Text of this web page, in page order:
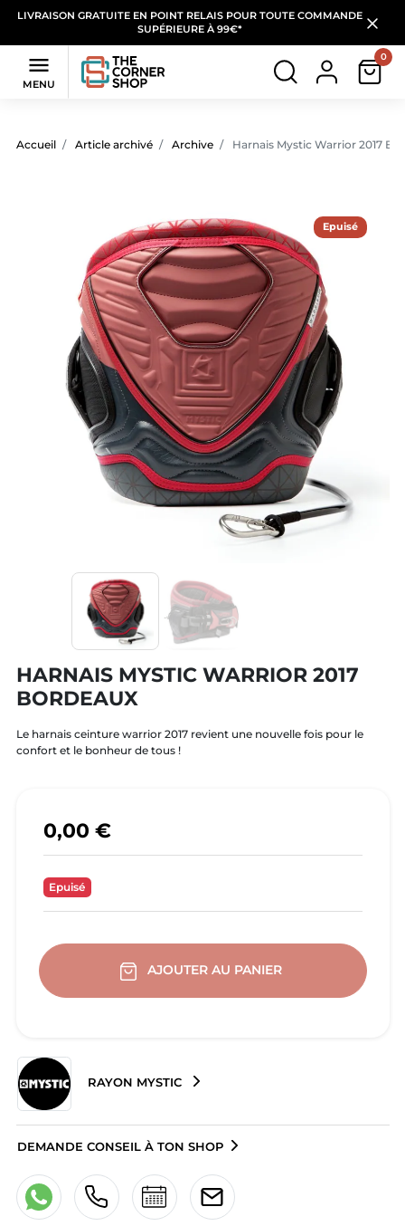
LIVRAISON GRATUITE EN POINT RELAIS POUR TOUTE COMMANDE
SUPÉRIEURE À 99€*

MENU
0
Accueil Article archivé Archive Harnais Mystic Warrior 2017
Epuisé
HARNAIS MYSTIC WARRIOR 2017
BORDEAUX
Le harnais ceinture warrior 2017 revient une nouvelle fois pour le
confort et le bonheur de tous !
0,00 €
Epuisé
AJOUTER AU PANIER
RAYON MYSTIC
DEMANDE CONSEIL À TON SHOP